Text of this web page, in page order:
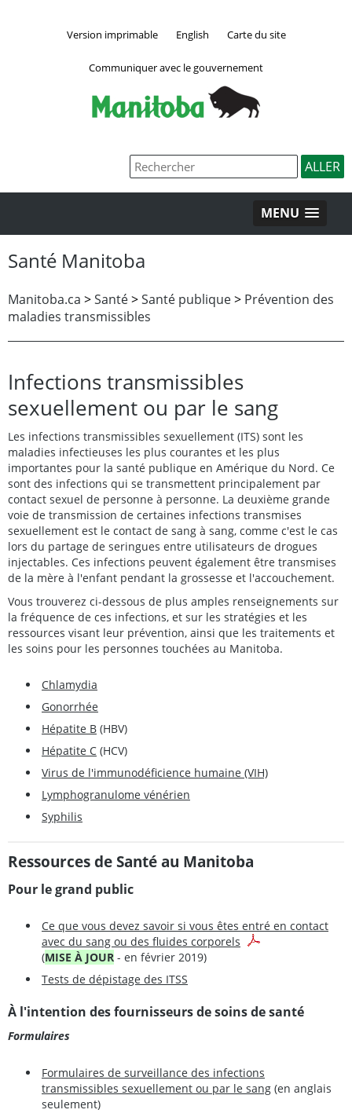
Version imprimable English Carte du site
Communiquer avec le gouvernement
MENU
Santé Manitoba
Manitoba.ca >Santé>Santé publique> Prévention des
maladies transmissibles
Infections transmissibles
sexuellement ou par le sang
Les infections transmissibles sexuellement (ITS) sont les
maladies infectieuses les plus courantes et les plus
importantes pour la santé publique en Amérique du Nord. Ce
sont des infections qui se transmettent principalement par
contact sexuel de personne à personne. La deuxième grande
voie de transmission de certaines infections transmises
sexuellement est le contact de sang à sang, comme c'est le cas
lors du partage de seringues entre utilisateurs de drogues
injectables. Ces infections peuvent également être transmises
de la mère à l'enfant pendant la grossesse et l'accouchement.
Vous trouverez ci-dessous de plus amples renseignements sur
la fréquence de ces infections, et sur les stratégies et les
ressources visant leur prévention, ainsi que les traitements et
les soins pour les personnes touchées au Manitoba.
Chlamydia
Gonorrhée
Hépatite B (HBV)
Hépatite C (HCV)
Virus de l'immunodéficience humaine (VIH)
Lymphogranulome vénérien
Syphilis
Ressources de Santé au Manitoba
Pour le grand public
Ce que vous devez savoir si vous êtes entré en contact
avec du sang ou des fluides corporels
(MISE À JOUR - en février 2019)
Tests de dépistage des ITSS
À l'intention des fournisseurs de soins de santé
Formulaires
Formulaires de surveillance des infections
transmissibles sexuellement ou par le sang (en anglais
seulement)